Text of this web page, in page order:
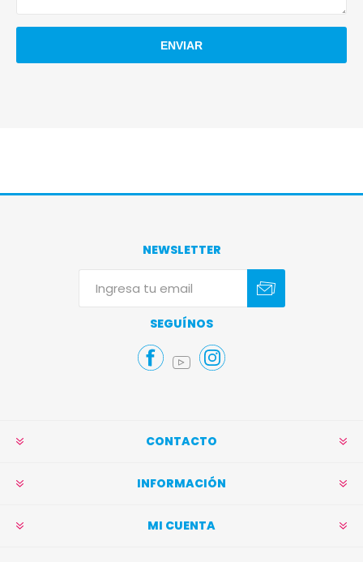
NEWSLETTER
SEGUÍNOS
CONTACTO
INFORMACIÓN
MI CUENTA